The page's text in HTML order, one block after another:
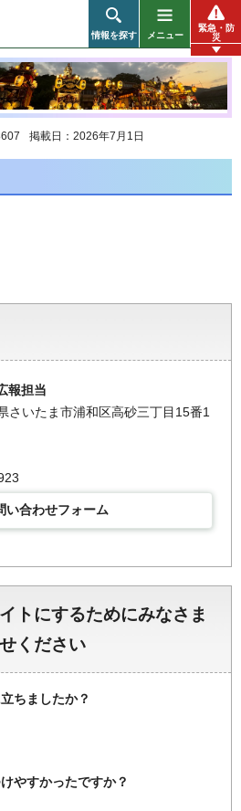
情報を探す メニュー
緊急・防
災
掲載日：2026年7月1日
報担当
さいたま市浦和区高砂三丁目15番1
い合わせフォーム
トにするためにみなさま
ください
ちましたか？
やすかったですか？